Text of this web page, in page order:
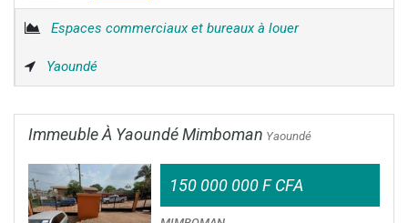
Espaces commerciaux et bureaux à louer
Yaoundé
Immeuble À Yaoundé Mimboman Yaoundé
150 000 000 F CFA